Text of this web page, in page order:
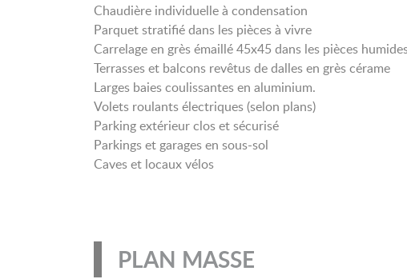
Chaudière individuelle à condensation
Parquet stratifié dans les pièces à vivre
Carrelage en grès émaillé 45x45 dans les pièces
Terrasses et balcons revêtus de dalles en grès cérame
Larges baies coulissantes en aluminium.
Volets roulants électriques (selon plans)
Parking extérieur clos et sécurisé
Parkings et garages en sous-sol
Caves et locaux vélos
PLAN MASSE